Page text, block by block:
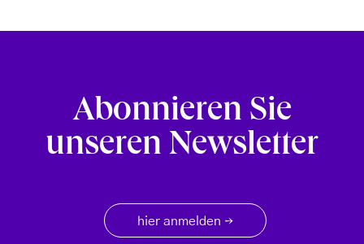
Abonnieren Sie
unseren Newsletter
hier anmelden →